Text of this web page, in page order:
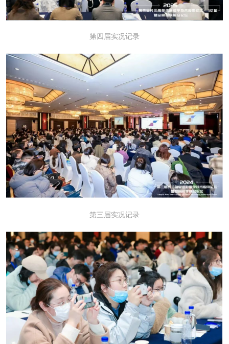
第四届实况记录
第三届实况记录